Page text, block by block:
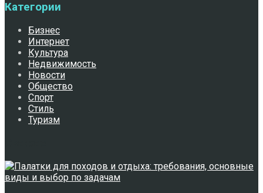
Категории
Бизнес
Интернет
Культура
Недвижимость
Новости
Общество
Спорт
Стиль
Туризм